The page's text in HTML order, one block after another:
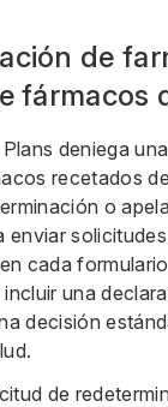
de
fármacos
deniega
recetados
o
enviar
cada
una
decisión
de